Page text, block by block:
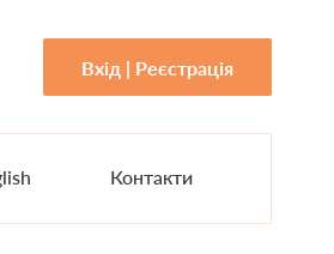
Вхід | Реєстрація
Контакти